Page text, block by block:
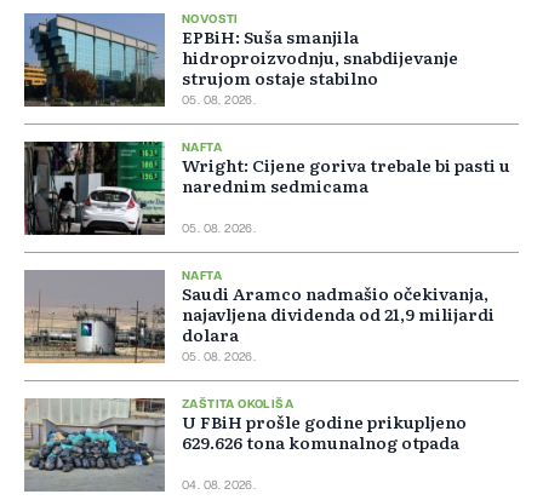
NOVOSTI
EPBiH: Suša smanjila
hidroproizvodnju, snabdijevanje
strujom ostaje stabilno
05. 08. 2026.
NAFTA
Wright: Cijene goriva trebale bi pasti u
narednim sedmicama
05. 08. 2026.
NAFTA
Saudi Aramco nadmašio očekivanja,
najavljena dividenda od 21,9 milijardi
dolara
05. 08. 2026.
ZAŠTITA OKOLIŠA
U FBiH prošle godine prikupljeno
629.626 tona komunalnog otpada
04. 08. 2026.